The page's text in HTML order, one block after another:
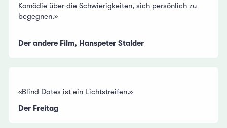
Komödie über die Schwierigkeiten, sich persönlich zu
begegnen.»
Der andere Film, Hanspeter Stalder
«Blind Dates ist ein Lichtstreifen.»
Der Freitag